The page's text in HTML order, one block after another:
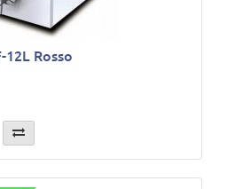
Rosso